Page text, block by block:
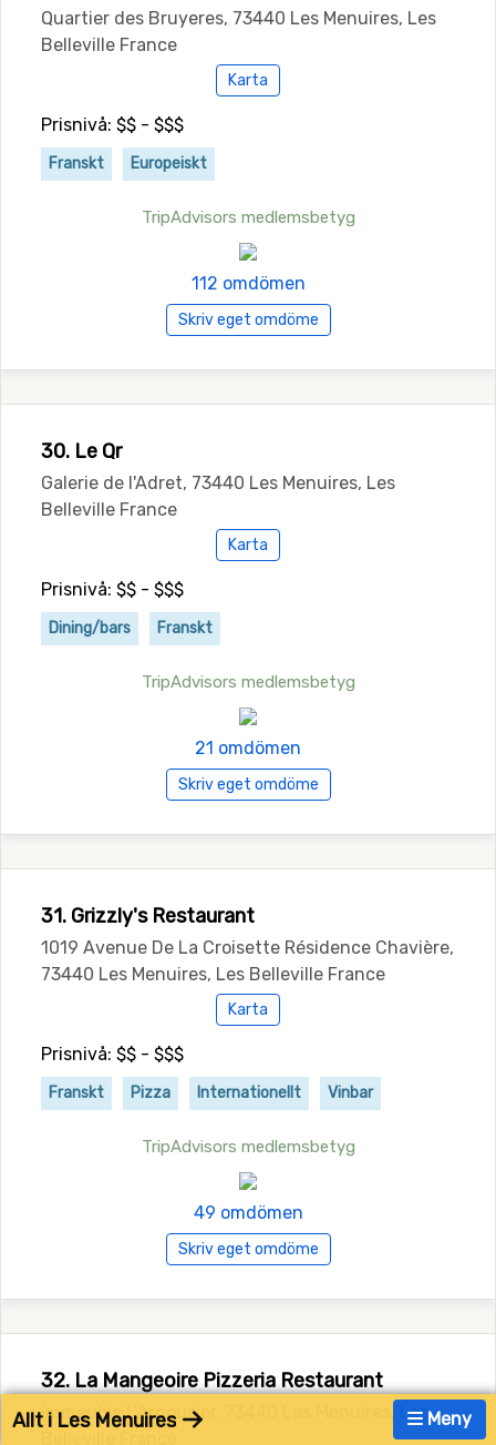
Quartier des Bruyeres, 73440 Les Menuires, Les
Belleville France
Karta
Prisnivå: $$ - $$$
Franskt Europeiskt
TripAdvisors medlemsbetyg
112 omdömen
Skriv eget omdöme
30. Le Qr
Galerie de l'Adret, 73440 Les Menuires, Les
Belleville France
Karta
Prisnivå: $$ - $$$
Dining/bars Franskt
TripAdvisors medlemsbetyg
21 omdömen
Skriv eget omdöme
31. Grizzly's Restaurant
1019 Avenue De La Croisette Résidence Chavière,
73440 Les Menuires, Les Belleville France
Karta
Prisnivå: $$ - $$$
Franskt Pizza Internationellt Vinbar
TripAdvisors medlemsbetyg
49 omdömen
Skriv eget omdöme
32. La Mangeoire Pizzeria Restaurant
Immeuble L'Argousier, 73440 Les Menuires, Les Meny
Allt i Les Menuires